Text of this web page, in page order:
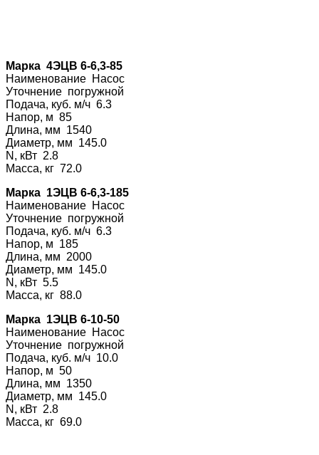
Марка 4ЭЦВ 6-6,3-85
Наименование Насос
Уточнение погружной
Подача, куб. м/ч 6.3
Напор, м 85
Длина, мм 1540
Диаметр, мм 145.0
N, кВт 2.8
Масса, кг 72.0
Марка 1ЭЦВ 6-6,3-185
Наименование Насос
Уточнение погружной
Подача, куб. м/ч 6.3
Напор, м 185
Длина, мм 2000
Диаметр, мм 145.0
N, кВт 5.5
Масса, кг 88.0
Марка 1ЭЦВ 6-10-50
Наименование Насос
Уточнение погружной
Подача, куб. м/ч 10.0
Напор, м 50
Длина, мм 1350
Диаметр, мм 145.0
N, кВт 2.8
Масса, кг 69.0